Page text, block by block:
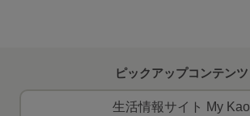
ピックアップコンテンツ
生活情報サイト My Kao